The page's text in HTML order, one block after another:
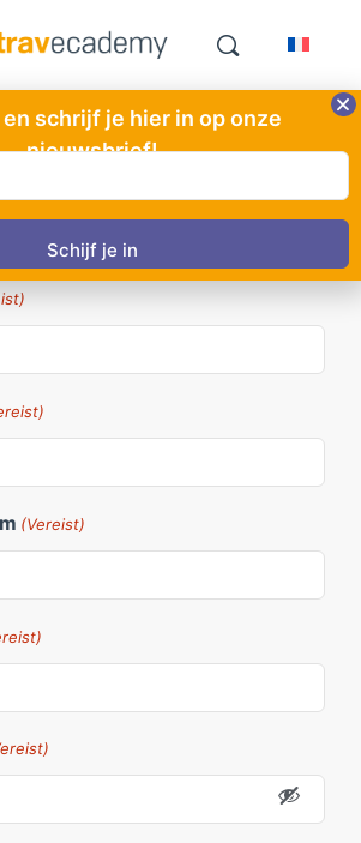
formulier
(Vereist)
schrijf je hier in op onze
nieuwsbrief!